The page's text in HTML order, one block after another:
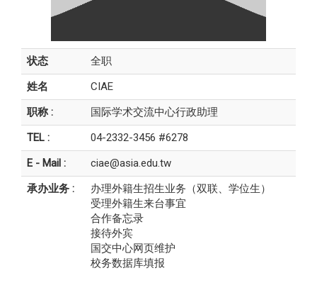
状态
全职
姓名
CIAE
职称 :
国际学术交流中心行政助理
TEL :
04-2332-3456 #6278
E - Mail :
ciae@asia.edu.tw
承办业务 :
办理外籍生招生业务（双联、学位生）
受理外籍生来台事宜
合作备忘录
接待外宾
国交中心网页维护
校务数据库填报